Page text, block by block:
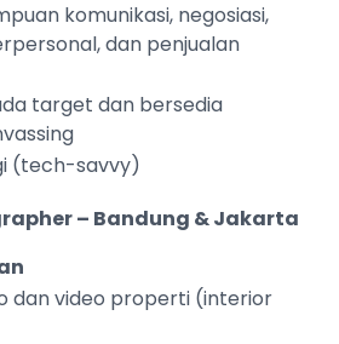
komunikasi, negosiasi,
dan penjualan
target dan bersedia
(tech-savvy)
– Bandung & Jakarta
dan video properti (interior